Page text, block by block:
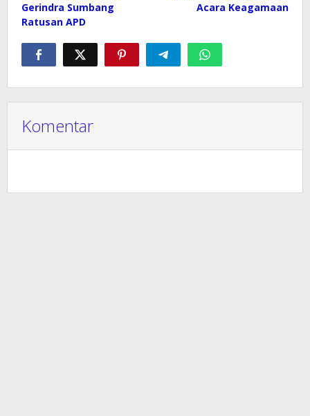
Gerindra Sumbang
Ratusan APD
Acara Keagamaan
Komentar